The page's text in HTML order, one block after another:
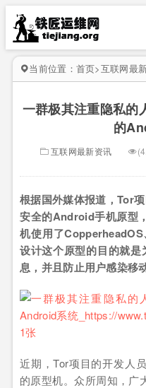
当前位置： 首页>互联网最
一群极其注重隐私的
的
互联网最新资讯
根据国外媒体报道，Tor
安全的Android手机原型
机使用了
设计这个原型的目的就
息，并且防止用户感染移
近期，Tor项目的开发人
的原型机。众所周知，广